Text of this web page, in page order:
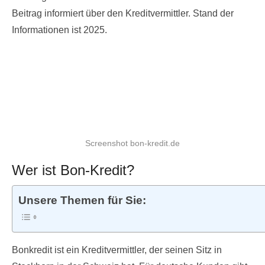
Beitrag informiert über den Kreditvermittler. Stand der
Informationen ist 2025.
Screenshot bon-kredit.de
Wer ist Bon-Kredit?
Unsere Themen für Sie:
Bonkredit ist ein Kreditvermittler, der seinen Sitz in